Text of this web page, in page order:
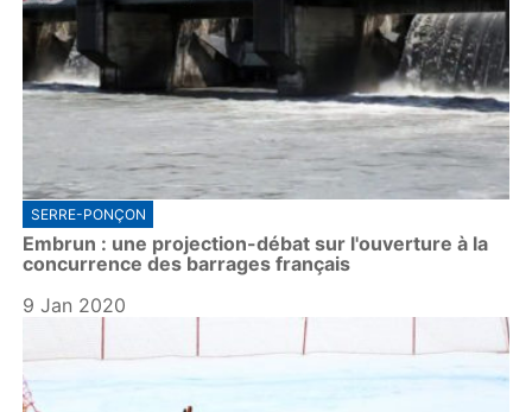
SERRE-PONÇON
Embrun : une projection-débat sur l'ouverture à la
concurrence des barrages français
9 Jan 2020